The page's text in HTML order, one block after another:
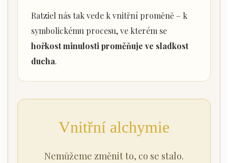
Ratziel nás tak vede k vnitřní proměně – k
symbolickému procesu, ve kterém se
hořkost minulosti proměňuje ve sladkost
ducha.
Vnitřní alchymie
Nemůžeme změnit to, co se stalo.